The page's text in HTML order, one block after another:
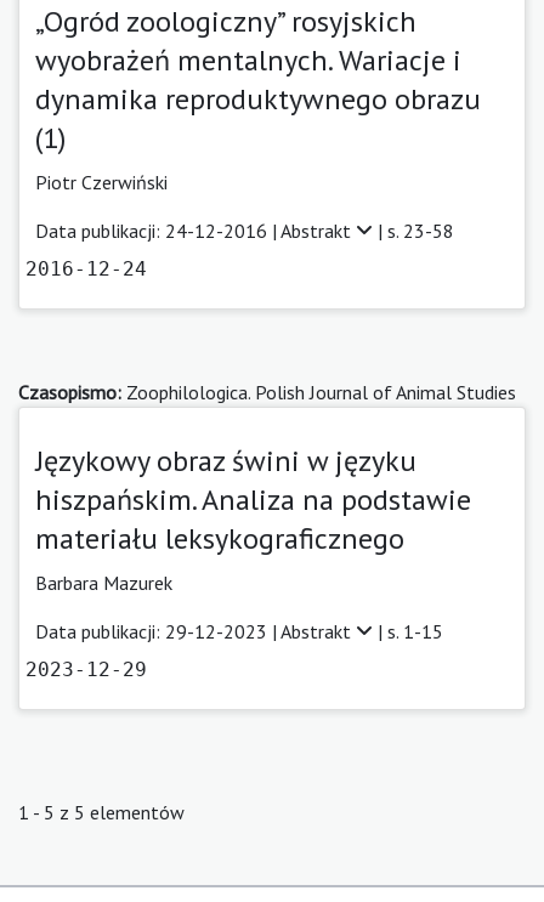
„Ogród zoologiczny” rosyjskich
wyobrażeń mentalnych. Wariacje i
dynamika reproduktywnego obrazu
(1)
Piotr Czerwiński
Data publikacji: 24-12-2016 | Abstrakt | s. 23-58
2016-12-24
Czasopismo: Zoophilologica. Polish Journal of Animal Studies
Językowy obraz świni w języku
hiszpańskim. Analiza na podstawie
materiału leksykograficznego
Barbara Mazurek
Data publikacji: 29-12-2023 | Abstrakt | s. 1-15
2023-12-29
1 - 5 z 5 elementów